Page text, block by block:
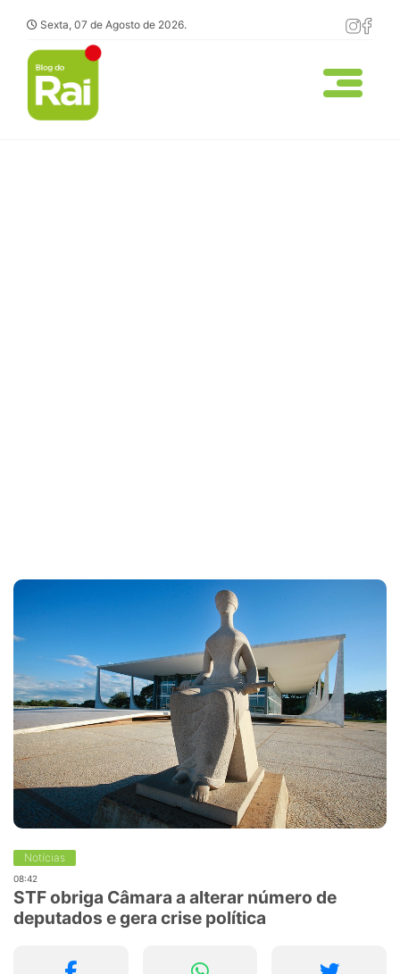
Sexta, 07 de Agosto de 2026.
Notícias
08:42
STF obriga Câmara a alterar número de
deputados e gera crise política